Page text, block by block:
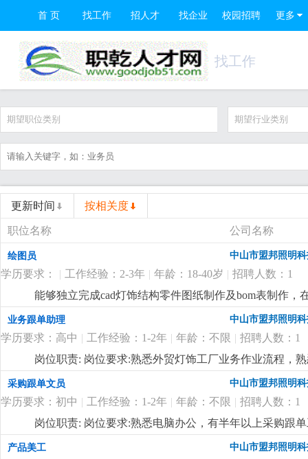
首 页 找工作 招人才 找企业 校园招聘 更多
找工作
期望职位类别 期望行业类别
更新时间 按相关度
职位名称 公司名称
绘图员 中山市盟邦照明
学历要求： | 工作经验：2-3年 | 年龄：18-40岁 | 招聘人数：1
能够独立完成cad灯饰结构零件图纸制作及bom表制作
准。更详细...
业务跟单助理 中山市盟邦照明
学历要求：高中 | 工作经验：1-2年 | 年龄：不限 | 招聘人数：1
岗位职责: 岗位要求:熟悉外贸灯饰工厂业务作业流程，
采购跟单文员 中山市盟邦照明
学历要求：初中 | 工作经验：1-2年 | 年龄：不限 | 招聘人数：1
岗位职责: 岗位要求:熟悉电脑办公，有半年以上采购跟
产品美工 中山市盟邦照明